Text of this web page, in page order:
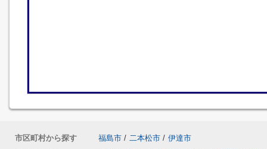
市区町村から探す 福島市 / 二本松市 / 伊達市